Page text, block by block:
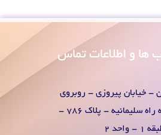
ها و اطلاعات تماس
- خیابان پیروزی - روبروی
پمپ بنزین سه راه سلیمانیه - پلاک 786 -
1 - واحد 2